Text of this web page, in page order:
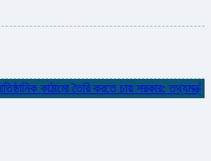
কাঠামো তৈরি করতে চায় সরকার: তথ্যমন্ত্রী ✮